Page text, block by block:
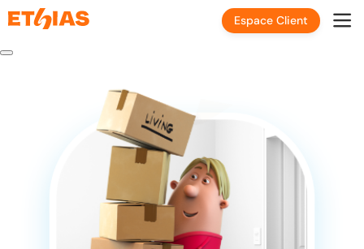
Espace Client